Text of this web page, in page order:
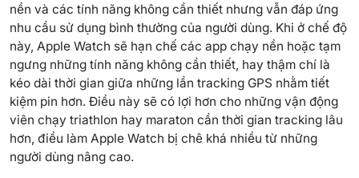
nền và các tính năng không cần thiết nhưng vẫn đáp ứng
nhu cầu sử dụng bình thường của người dùng. Khi ở chế độ
này, Apple Watch sẽ hạn chế các app chạy nền hoặc tạm
ngưng những tính năng không cần thiết, hay thậm chí là
kéo dài thời gian giữa những lần tracking GPS nhằm tiết
kiệm pin hơn. Điều này sẽ có lợi hơn cho những vận động
viên chạy triathlon hay maraton cần thời gian tracking lâu
hơn, điều làm Apple Watch bị chê khá nhiều từ những
người dùng nâng cao.